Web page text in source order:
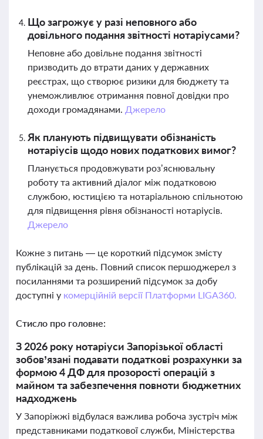
Що загрожує у разі неповного або
довільного подання звітності нотаріусами?
Неповне або довільне подання звітності
призводить до втрати даних у державних
реєстрах, що створює ризики для бюджету та
унеможливлює отримання повної довідки про
доходи громадянами. Джерело
Як планують підвищувати обізнаність
нотаріусів щодо нових податкових вимог?
Планується продовжувати роз’яснювальну
роботу та активний діалог між податковою
службою, юстицією та нотаріальною спільнотою
для підвищення рівня обізнаності нотаріусів.
Джерело
Кожне з питань — це короткий підсумок змісту
публікацій за день. Повний список першоджерел з
посиланнями та розширений підсумок за добу
доступні у комерційній версії Платформи LIGA360.
Стисло про головне:
З 2026 року нотаріуси Запорізької області
зобов’язані подавати податкові розрахунки за
формою 4 ДФ для прозорості операцій з
майном та забезпечення повноти бюджетних
надходжень
У Запоріжжі відбулася важлива робоча зустріч між
представниками податкової служби, Міністерства